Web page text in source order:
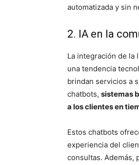
automatizada y sin
2. IA en la
La integración de la
una tendencia
brindan servicios a
chatbots, sistemas
a los clientes en
Estos chatbots
experiencia del
consultas. Además,